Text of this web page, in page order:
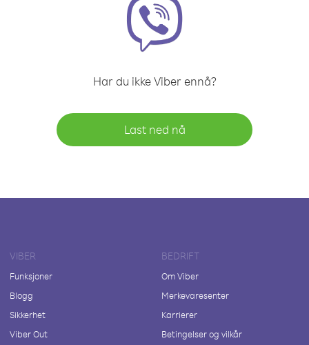
Har du ikke Viber ennå?
Last ned nå
VIBER
Funksjoner
Blogg
Sikkerhet
Viber Out
BEDRIFT
Om Viber
Merkevaresenter
Karrierer
Betingelser og vilkår